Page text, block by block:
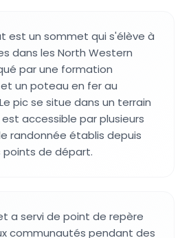
est un sommet qui s'élève à
dans les North Western
par une formation
un poteau en fer au
pic se situe dans un terrain
accessible par plusieurs
randonnée établis depuis
de départ.
a servi de point de repère
communautés pendant des